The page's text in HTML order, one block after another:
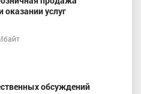
оказании услуг
обсуждений